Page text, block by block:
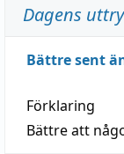
Dagens
Bättre sent
Förklaring
Bättre att